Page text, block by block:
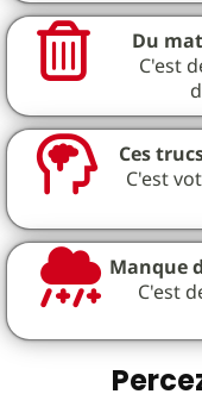
Du
C'est
Ces
C'est
Manque
C'est